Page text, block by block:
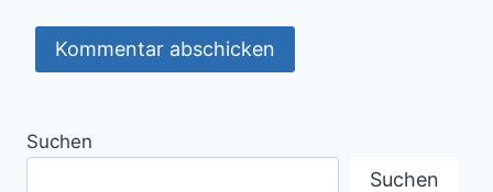
Suchen
Suchen